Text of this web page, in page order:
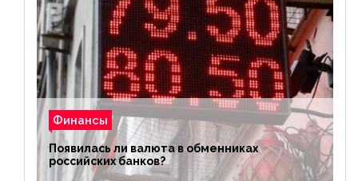
Финансы
Появилась ли валюта в обменниках
российских банков?